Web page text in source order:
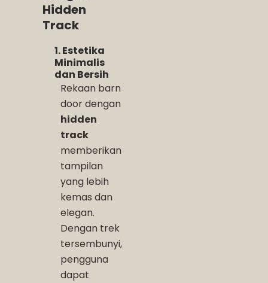
Hidden
Track
1. Estetika
Minimalis
dan Bersih
Rekaan barn
door dengan
hidden
track
memberikan
tampilan
yang lebih
kemas dan
elegan.
Dengan trek
tersembunyi,
pengguna
dapat